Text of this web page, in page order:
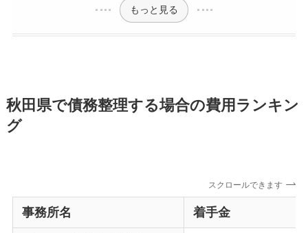
もっと見る
秋田県で債務整理する場合の費用ランキン
グ
スクロールできます
事務所名 着手金